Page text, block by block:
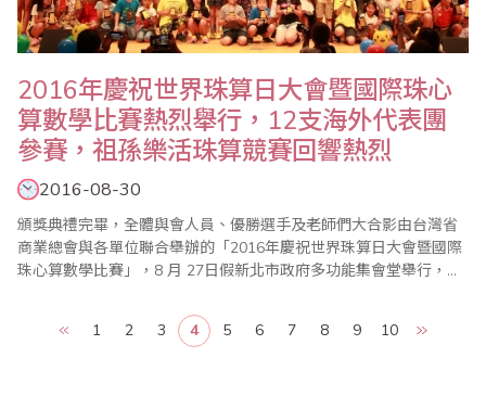
2016年慶祝世界珠算日大會暨國際珠心
算數學比賽熱烈舉行，12支海外代表團
參賽，祖孫樂活珠算競賽回響熱烈
2016-08-30
頒獎典禮完畢，全體與會人員、優勝選手及老師們大合影由台灣省
商業總會與各單位聯合舉辦的「2016年慶祝世界珠算日大會暨國際
珠心算數學比賽」，8 月 27日假新北市政府多功能集會堂舉行，今
印尼、新加坡、香港等海外代表團以及大陸的兩岸組共達12支，其
中日本2團隊是首次參加者，受到國內珠算界熱烈歡迎。此外，因逢
1 2 3 4 5 6 7 8 9 10